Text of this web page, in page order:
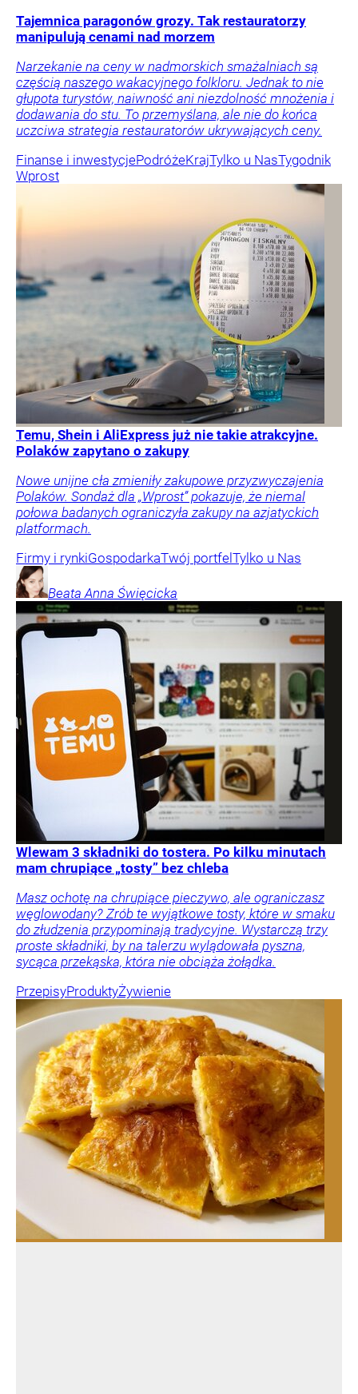
Tajemnica paragonów grozy. Tak restauratorzy
manipulują cenami nad morzem
Narzekanie na ceny w nadmorskich smażalniach są
częścią naszego wakacyjnego folkloru. Jednak to nie
głupota turystów, naiwność ani niezdolność mnożenia i
dodawania do stu. To przemyślana, ale nie do końca
uczciwa strategia restauratorów ukrywających ceny.
Finanse i inwestycjePodróżeKrajTylko u NasTygodnik
Wprost
Temu, Shein i AliExpress już nie takie atrakcyjne.
Polaków zapytano o zakupy
Nowe unijne cła zmieniły zakupowe przyzwyczajenia
Polaków. Sondaż dla „Wprost” pokazuje, że niemal
połowa badanych ograniczyła zakupy na azjatyckich
platformach.
Firmy i rynkiGospodarkaTwój portfel Tylko u Nas
Beata Anna Święcicka
Wlewam 3 składniki do tostera. Po kilku minutach
mam chrupiące „tosty” bez chleba
Masz ochotę na chrupiące pieczywo, ale ograniczasz
węglowodany? Zrób te wyjątkowe tosty, które w smaku
do złudzenia przypominają tradycyjne. Wystarczą trzy
proste składniki, by na talerzu wylądowała pyszna,
sycąca przekąska, która nie obciąża żołądka.
PrzepisyProduktyŻywienie